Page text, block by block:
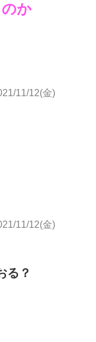
か
11/12(金)
11/12(金)
る？